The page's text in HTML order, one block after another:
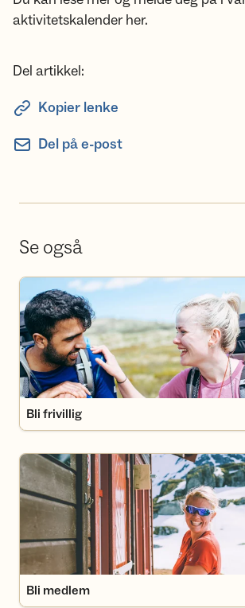
aktivitetskalender her.
Del artikkel:
Kopier lenke
Del på e-post
Se også
Bli frivillig
Bli frivillig
Bli medlem
Bli medlem